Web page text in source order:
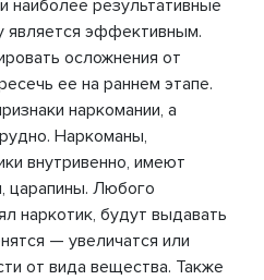
наиболее результативные
является эффективным.
осложнения от
ее на раннем этапе.
наркомании, а
Наркоманы,
внутривенно, имеют
царапины. Любого
наркотик, будут выдавать
— увеличатся или
от вида вещества. Также